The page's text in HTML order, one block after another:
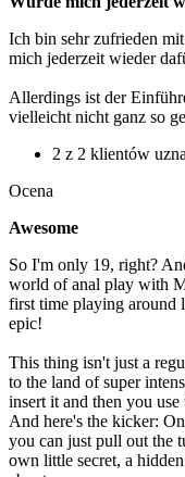
Ich bin sehr zufrieden
mich jederzeit wieder
Allerdings ist der
vielleicht nicht ganz so
2 z 2 klientów
Ocena
Awesome
So I'm only 19, right?
world of anal play with
first time playing around
epic!
This thing isn't just a
to the land of super
insert it and then you
And here's the kicker:
you can just pull out the
own little secret, a